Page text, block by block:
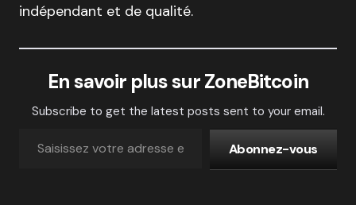
indépendant et de qualité.
En savoir plus sur ZoneBitcoin
Subscribe to get the latest posts sent to your email.
Abonnez-vous